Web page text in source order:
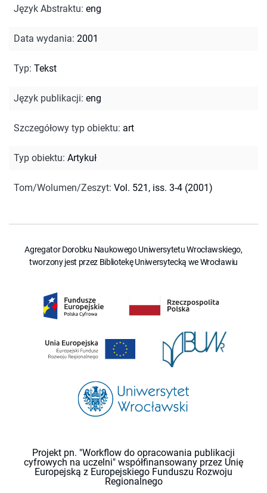
Język Abstraktu: eng
Data wydania: 2001
Typ: Tekst
Język publikacji: eng
Szczegółowy typ obiektu: art
Typ obiektu: Artykuł
Tom/Wolumen/Zeszyt: Vol. 521, iss. 3-4 (2001)
Agregator Dorobku Naukowego Uniwersytetu Wrocławskiego,
tworzony jest przez Bibliotekę Uniwersytecką we Wrocławiu
Projekt pn. "Workflow do opracowania publikacji
cyfrowych na uczelni" współfinansowany przez Unię
Europejską z Europejskiego Funduszu Rozwoju
Regionalnego